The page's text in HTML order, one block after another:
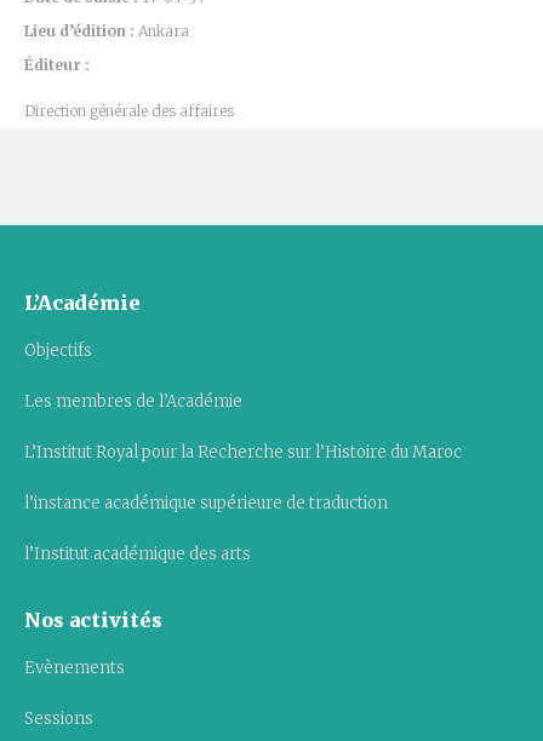
Lieu d’édition : Ankara
Éditeur :
Direction générale des affaires
L’Académie
Objectifs
Les membres de l’Académie
L’Institut Royal pour la Recherche sur l’Histoire du Maroc
l’instance académique supérieure de traduction
l’Institut académique des arts
Nos activités
Evènements
Sessions